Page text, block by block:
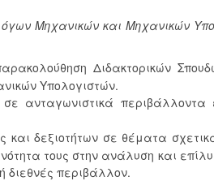
Μηχανικών και Μηχανικών
Διδακτορικών
Υπολογιστών.
ανταγωνιστικά
και δεξιοτήτων σε θέματα
τους στην ανάλυση και
διεθνές περιβάλλον.